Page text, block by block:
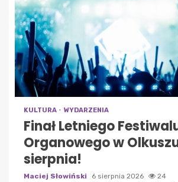
KULTURA WYDARZENIA
Finał Letniego
Organowego w
sierpnia!
Maciej Słowiński 6 sierpnia 2026 24